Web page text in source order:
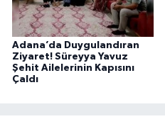
Adana’da Duygulandıran
Ziyaret! Süreyya Yavuz
Şehit Ailelerinin Kapısını
Çaldı